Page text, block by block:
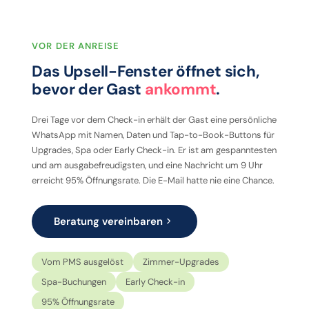
VOR DER ANREISE
Das Upsell-Fenster öffnet sich,
bevor der Gast ankommt.
Drei Tage vor dem Check-in erhält der Gast eine persönliche
WhatsApp mit Namen, Daten und Tap-to-Book-Buttons für
Upgrades, Spa oder Early Check-in. Er ist am gespanntesten
und am ausgabefreudigsten, und eine Nachricht um 9 Uhr
erreicht 95% Öffnungsrate. Die E-Mail hatte nie eine Chance.
Beratung vereinbaren
Vom PMS ausgelöst
Zimmer-Upgrades
Spa-Buchungen
Early Check-in
95% Öffnungsrate